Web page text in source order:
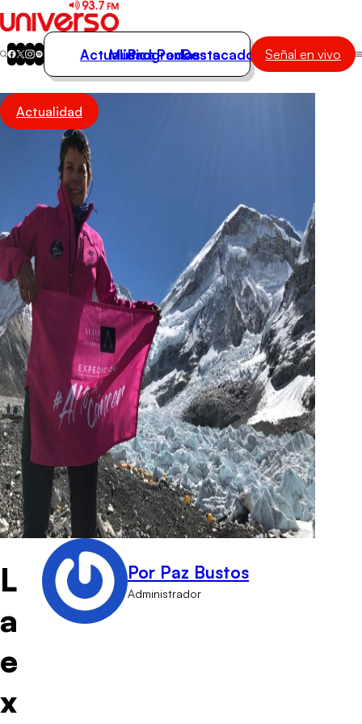
Actualidad
Música
Programas
Podcasts
Destacados
Actualidad
Música
Programas
Podcasts
Destacados Señal en vivo
Actualidad
L
a
e
x
Por Paz Bustos
Administrador